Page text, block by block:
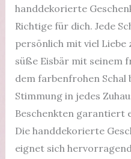
handdekorierte
Richtige für dich. Jede
persönlich mit viel
süße Eisbär mit seinem
dem farbenfrohen
Stimmung in jedes
Beschenkten garantiert
Die handdekorierte
eignet sich